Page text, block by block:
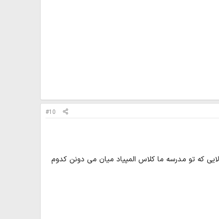
#10
که تو مدرسه ما کلاس المپیاد میان می دونن کدوم